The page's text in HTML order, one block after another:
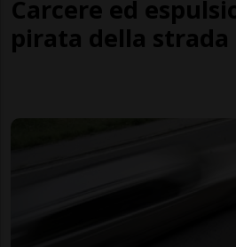
Carcere ed
pirata della strada